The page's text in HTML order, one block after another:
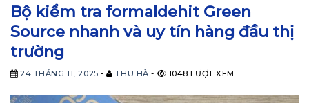
Bộ kiểm tra formaldehit Green
Source nhanh và uy tín hàng đầu thị
trường
24 THÁNG 11, 2025 - THU HÀ - 1048 LƯỢT XEM